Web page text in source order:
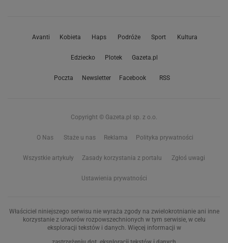
Avanti Kobieta Haps Podróże Sport Kultura
Edziecko Plotek Gazeta.pl
Poczta Newsletter Facebook RSS
Copyright © Gazeta.pl sp. z o.o.
O Nas Staże u nas Reklama Polityka prywatności
Wszystkie artykuły Zasady korzystania z portalu Zgłoś uwagi
Ustawienia prywatności
Właściciel niniejszego serwisu nie wyraża zgody na zwielokrotnianie ani inne
korzystanie z utworów rozpowszechnionych w tym serwisie, w celu
eksploracji tekstów i danych. Więcej informacji w